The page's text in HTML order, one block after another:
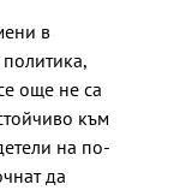
в
още не са
към
на по-
да